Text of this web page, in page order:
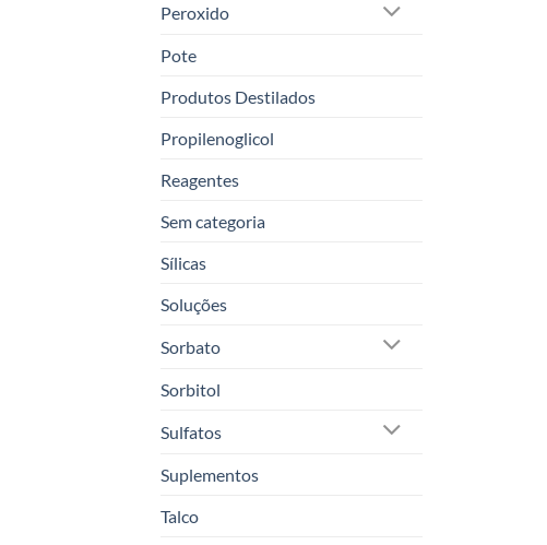
Peroxido
Pote
Produtos Destilados
Propilenoglicol
Reagentes
Sem categoria
Sílicas
Soluções
Sorbato
Sorbitol
Sulfatos
Suplementos
Talco